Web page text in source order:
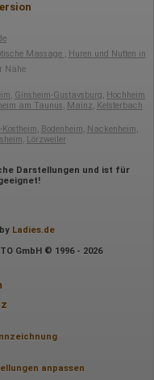
Massage , Huren und Nutten in
Nähe
Ginsheim-Gustavsburg Hochheim
am Taunus Mainz Kelsterbach
Bodenheim Nackenheim
Lörzweiler
Darstellungen und ist für
Ladies.de
GmbH © 1996 - 2026
anpassen